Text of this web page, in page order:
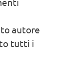
autore
tutti i